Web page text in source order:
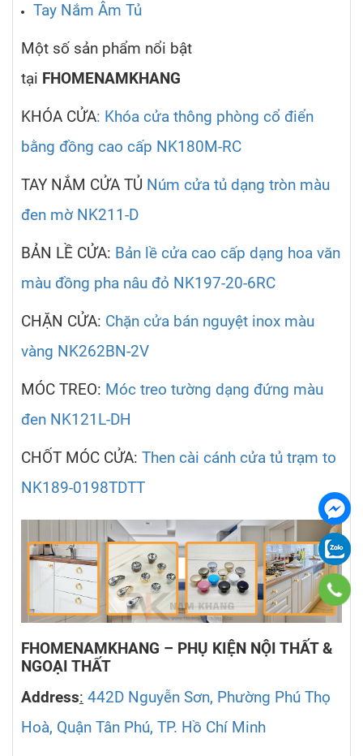
Tay Nắm Âm Tủ
Một số sản phẩm nổi bật
tại FHOMENAMKHANG
KHÓA CỬA: Khóa cửa thông phòng cổ điển
bằng đồng cao cấp NK180M-RC
TAY NẮM CỬA TỦ Núm cửa tủ dạng tròn màu
đen mờ NK211-D
BẢN LỀ CỬA: Bản lề cửa cao cấp dạng hoa văn
màu đồng pha nâu đỏ NK197-20-6RC
CHẶN CỬA: Chặn cửa bán nguyệt inox màu
vàng NK262BN-2V
MÓC TREO: Móc treo tường dạng đứng màu
đen NK121L-DH
CHỐT MÓC CỬA: Then cài cánh cửa tủ trạm to
NK189-0198TDTT
FHOMENAMKHANG – PHỤ KIỆN NỘI THẤT &
NGOẠI THẤT
Address: 442D Nguyễn Sơn, Phường Phú Thọ
Hoà, Quận Tân Phú, TP. Hồ Chí Minh